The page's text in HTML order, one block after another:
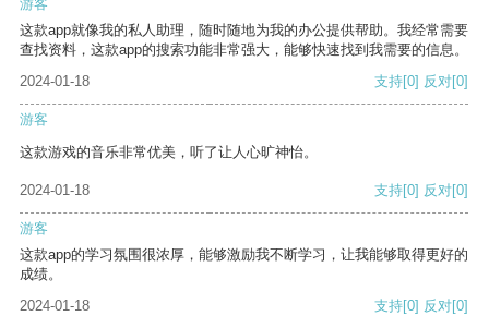
游客
这款app就像我的私人助理，随时随地为我的办公提供帮助。我经常需要
查找资料，这款app的搜索功能非常强大，能够快速找到我需要的信息。
2024-01-18
支持[0] 反对[0]
游客
这款游戏的音乐非常优美，听了让人心旷神怡。
2024-01-18 支持[0] 反对[0]
游客
这款app的学习氛围很浓厚，能够激励我不断学习，让我能够取得更好的
成绩。
2024-01-18
支持[0] 反对[0]